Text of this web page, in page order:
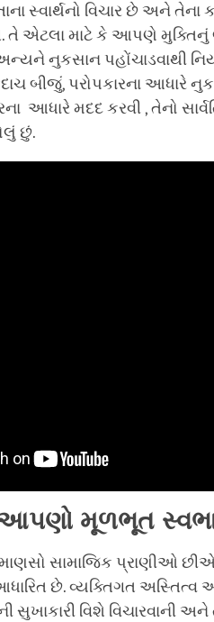
સ્વાર્થનો વિચાર છે અને
તે એટલા માટે કે આપણે મુક્તિનું
અન્યને નુકસાન પહોંચાડવાથી
બીજું, પરોપકારના આધારે
આધારે મદદ કરવી , તેનો
છું.
મૂળભૂત
સામાજિક પ્રાણીઓ
છે. વ્યક્તિગત
સુખાકારી વિશે વિચારવાની